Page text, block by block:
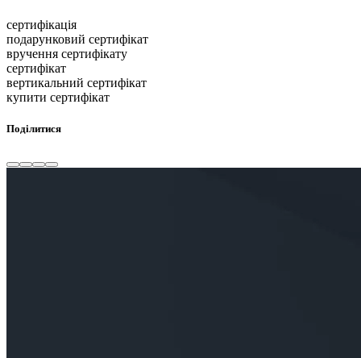
сертифікація
подарунковий сертифікат
вручення сертифікату
сертифікат
вертикальний сертифікат
купити сертифікат
Поділитися